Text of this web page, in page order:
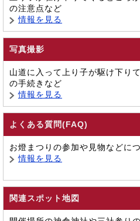
の注意点など
情報を見る
写真撮影
山道に入って上り子が駆け下り
の手続きなど
情報を見る
よくある質問(FAQ)
お燈まつりの参加や見物などに
情報を見る
関連スポット地図